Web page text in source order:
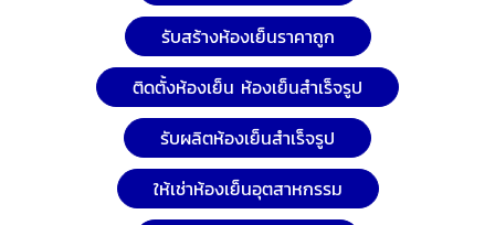
รับสร้างห้องเย็นราคาถูก
ติดตั้งห้องเย็น ห้องเย็นสำเร็จรูป
รับผลิตห้องเย็นสำเร็จรูป
ให้เช่าห้องเย็นอุตสาหกรรม